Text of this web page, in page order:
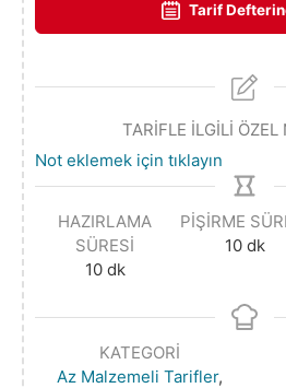
Tarif
TARİFLE İLGİLİ ÖZEL
Not eklemek için tıklayın
HAZIRLAMA
SÜRESI
10 dk
PIŞIRME
10 dk
KATEGORI
Az Malzemeli Tarifler,